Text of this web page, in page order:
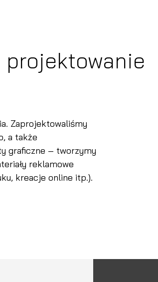
Zaprojektowaliśmy
a także
graficzne – tworzymy
reklamowe
kreacje online itp.).